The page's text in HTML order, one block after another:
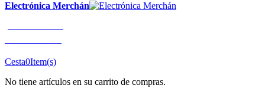
Electrónica Merchán
Cesta0Item(s)
No tiene artículos en su carrito de compras.